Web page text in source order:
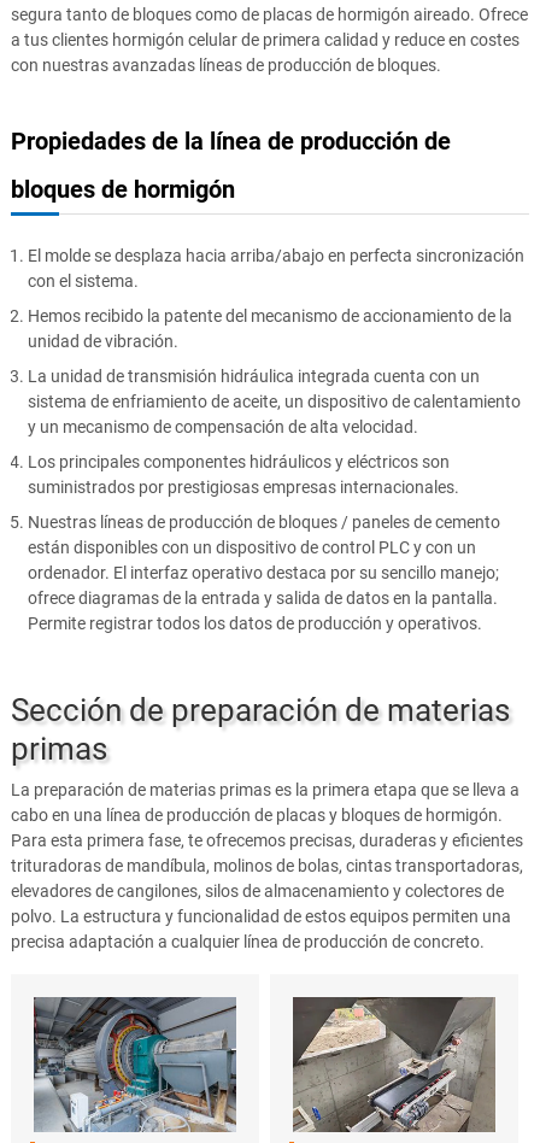
segura tanto de bloques como de placas de hormigón aireado. Ofrece
a tus clientes hormigón celular de primera calidad y reduce en costes
con nuestras avanzadas líneas de producción de bloques.
Propiedades de la línea de producción de
bloques de hormigón
El molde se desplaza hacia arriba/abajo en perfecta sincronización
con el sistema.
Hemos recibido la patente del mecanismo de accionamiento de la
unidad de vibración.
La unidad de transmisión hidráulica integrada cuenta con un
sistema de enfriamiento de aceite, un dispositivo de calentamiento
y un mecanismo de compensación de alta velocidad.
Los principales componentes hidráulicos y eléctricos son
suministrados por prestigiosas empresas internacionales.
Nuestras líneas de producción de bloques / paneles de cemento
están disponibles con un dispositivo de control PLC y con un
ordenador. El interfaz operativo destaca por su sencillo manejo;
ofrece diagramas de la entrada y salida de datos en la pantalla.
Permite registrar todos los datos de producción y operativos.
Sección de preparación de materias
primas
La preparación de materias primas es la primera etapa que se lleva a
cabo en una línea de producción de placas y bloques de hormigón.
Para esta primera fase, te ofrecemos precisas, duraderas y eficientes
trituradoras de mandíbula, molinos de bolas, cintas transportadoras,
elevadores de cangilones, silos de almacenamiento y colectores de
polvo. La estructura y funcionalidad de estos equipos permiten una
precisa adaptación a cualquier línea de producción de concreto.